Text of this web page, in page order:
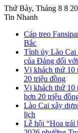
Thứ Bảy, Tháng 8 8
Tin Nhanh
Cáp treo
Bắc
Tỉnh ủy Lào Cai
của Đảng đối
Vị khách thứ 10
20 triệu đồng
Vị khách thứ 10
hơn 20 triệu
Lào Cai xây
lịch
Lễ hội “Hoa trái